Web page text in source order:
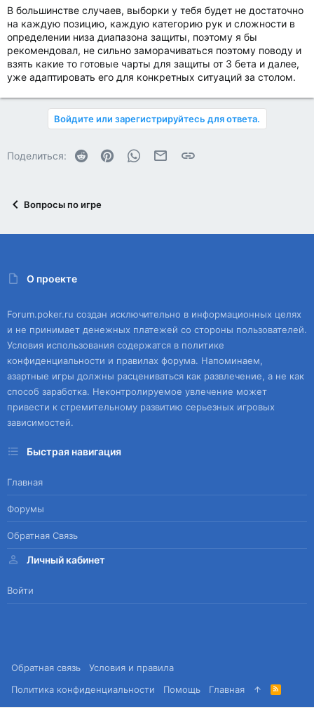
В большинстве случаев, выборки у тебя будет не достаточно
на каждую позицию, каждую категорию рук и сложности в
определении низа диапазона защиты, поэтому я бы
рекомендовал, не сильно заморачиваться поэтому поводу и
взять какие то готовые чарты для защиты от 3 бета и далее,
уже адаптировать его для конкретных ситуаций за столом.
Войдите или зарегистрируйтесь для ответа.
Поделиться: Reddit PinterestWhatsAppЭлектронная почта
Ссылка
Вопросы по игре
О проекте
Forum.poker.ru создан исключительно в информационных целях
и не принимает денежных платежей со стороны пользователей.
Условия использования содержатся в политике
конфиденциальности и правилах форума. Напоминаем,
азартные игры должны расцениваться как развлечение, а не как
способ заработка. Неконтролируемое увлечение может
привести к стремительному развитию серьезных игровых
зависимостей.
Быстрая навигация
Главная
Форумы
Обратная Связь
Личный кабинет
Войти
Обратная связь
Условия и правила
Политика конфиденциальности
Помощь Главная
R
S